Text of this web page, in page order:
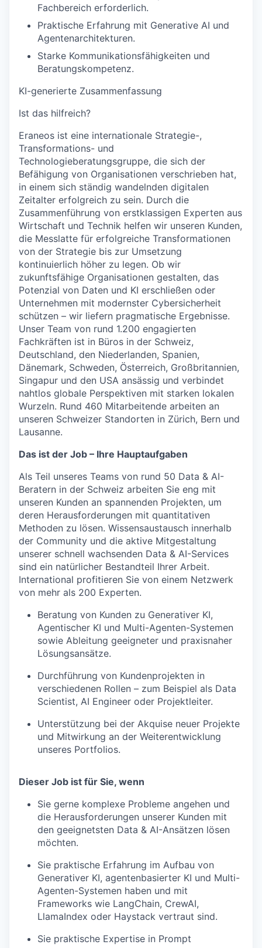
Fachbereich erforderlich.
Praktische Erfahrung mit Generative AI und
Agentenarchitekturen.
Starke Kommunikationsfähigkeiten und
Beratungskompetenz.
KI-generierte Zusammenfassung
Ist das hilfreich?
Eraneos ist eine internationale Strategie-,
Transformations- und
Technologieberatungsgruppe, die sich der
Befähigung von Organisationen verschrieben hat,
in einem sich ständig wandelnden digitalen
Zeitalter erfolgreich zu sein. Durch die
Zusammenführung von erstklassigen Experten aus
Wirtschaft und Technik helfen wir unseren Kunden,
die Messlatte für erfolgreiche Transformationen
von der Strategie bis zur Umsetzung
kontinuierlich höher zu legen. Ob wir
zukunftsfähige Organisationen gestalten, das
Potenzial von Daten und KI erschließen oder
Unternehmen mit modernster Cybersicherheit
schützen – wir liefern pragmatische Ergebnisse.
Unser Team von rund 1.200 engagierten
Fachkräften ist in Büros in der Schweiz,
Deutschland, den Niederlanden, Spanien,
Dänemark, Schweden, Österreich, Großbritannien,
Singapur und den USA ansässig und verbindet
nahtlos globale Perspektiven mit starken lokalen
Wurzeln. Rund 460 Mitarbeitende arbeiten an
unseren Schweizer Standorten in Zürich, Bern und
Lausanne.
Das ist der Job – Ihre Hauptaufgaben
Als Teil unseres Teams von rund 50 Data & AI-
Beratern in der Schweiz arbeiten Sie eng mit
unseren Kunden an spannenden Projekten, um
deren Herausforderungen mit quantitativen
Methoden zu lösen. Wissensaustausch innerhalb
der Community und die aktive Mitgestaltung
unserer schnell wachsenden Data & AI-Services
sind ein natürlicher Bestandteil Ihrer Arbeit.
International profitieren Sie von einem Netzwerk
von mehr als 200 Experten.
Beratung von Kunden zu Generativer KI,
Agentischer KI und Multi-Agenten-Systemen
sowie Ableitung geeigneter und praxisnaher
Lösungsansätze.
Durchführung von Kundenprojekten in
verschiedenen Rollen – zum Beispiel als Data
Scientist, AI Engineer oder Projektleiter.
Unterstützung bei der Akquise neuer Projekte
und Mitwirkung an der Weiterentwicklung
unseres Portfolios.
Dieser Job ist für Sie, wenn
Sie gerne komplexe Probleme angehen und
die Herausforderungen unserer Kunden mit
den geeignetsten Data & AI-Ansätzen lösen
möchten.
Sie praktische Erfahrung im Aufbau von
Generativer KI, agentenbasierter KI und Multi-
Agenten-Systemen haben und mit
Frameworks wie LangChain, CrewAI,
LlamaIndex oder Haystack vertraut sind.
Sie praktische Expertise in Prompt